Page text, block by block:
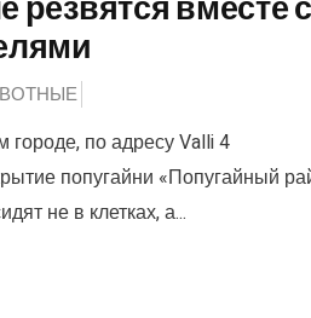
городе, по адресу Valli 4
попугайни «Попугайный
не в клетках, а...